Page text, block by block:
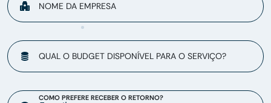
NOME DA EMPRESA
QUAL O BUDGET DISPONÍVEL PARA O SERVIÇO?
COMO PREFERE RECEBER O RETORNO?